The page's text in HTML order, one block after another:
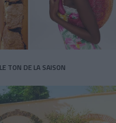
TON DE LA SAISON